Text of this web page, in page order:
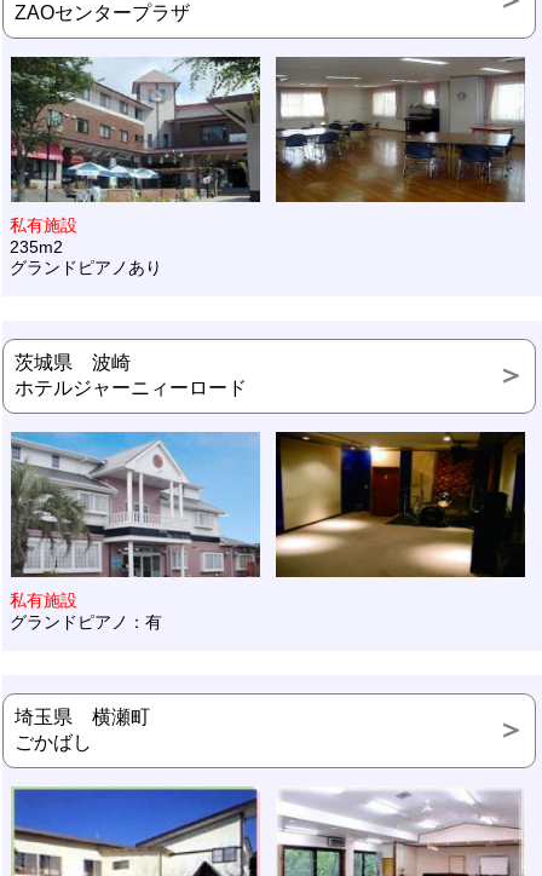
ZAOセンタープラザ
私有施設
235m2
グランドピアノあり
茨城県 波崎
ホテルジャーニィーロード
私有施設
グランドピアノ：有
埼玉県 横瀬町
ごかばし